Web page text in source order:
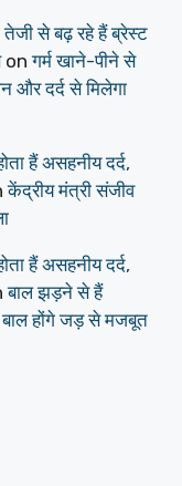
से बढ़ रहे हैं ब्रेस्ट
onगर्म खाने-पीने से
और दर्द से मिलेगा
हैं असहनीय दर्द,
केंद्रीय मंत्री संजीव
हैं असहनीय दर्द,
बाल झड़ने से हैं
बाल होंगे जड़ से मजबूत